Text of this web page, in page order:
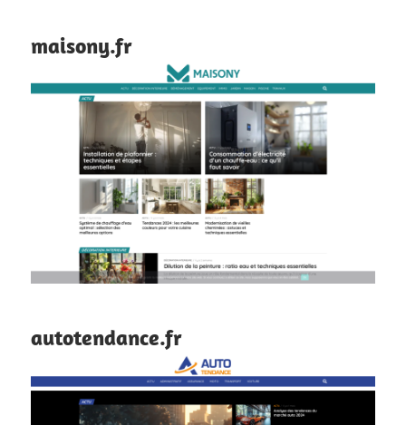
maisony.fr
autotendance.fr